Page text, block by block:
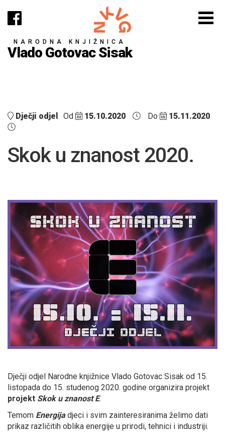
NARODNA KNJIŽNICA
Vlado Gotovac Sisak
Dječji odjel Od 15.10.2020 Do 15.11.2020
Skok u znanost 2020.
Dječji odjel Narodne knjižnice Vlado Gotovac Sisak od 15.
listopada do 15. studenog 2020. godine organizira projekt
projekt Skok u znanost E.
Temom Energija djeci i svim zainteresiranima želimo dati
prikaz različitih oblika energije u prirodi, tehnici i industriji.